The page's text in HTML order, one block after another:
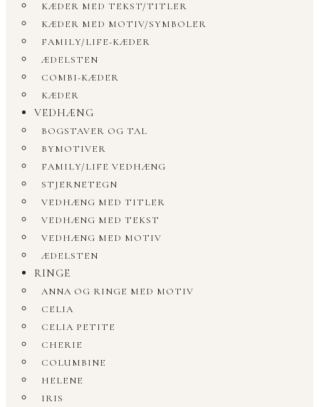
KÆDER MED TEKST/TITLER
KÆDER MED MOTIV/SYMBOLER
FAMILY/LIFE-KÆDER
ÆDELSTEN
COMBI-KÆDER
KÆDER
VEDHÆNG
BOGSTAVER OG TAL
BYMOTIVER
FAMILY/LIFE VEDHÆNG
STJERNETEGN
VEDHÆNG MED TITLER
VEDHÆNG MED TEKST
VEDHÆNG MED MOTIV
ÆDELSTEN
RINGE
ANNA OG RINGE MED MOTIV
CELIA
CELIA PETITE
CHERIE
COLUMBINE
HELENE
IRIS